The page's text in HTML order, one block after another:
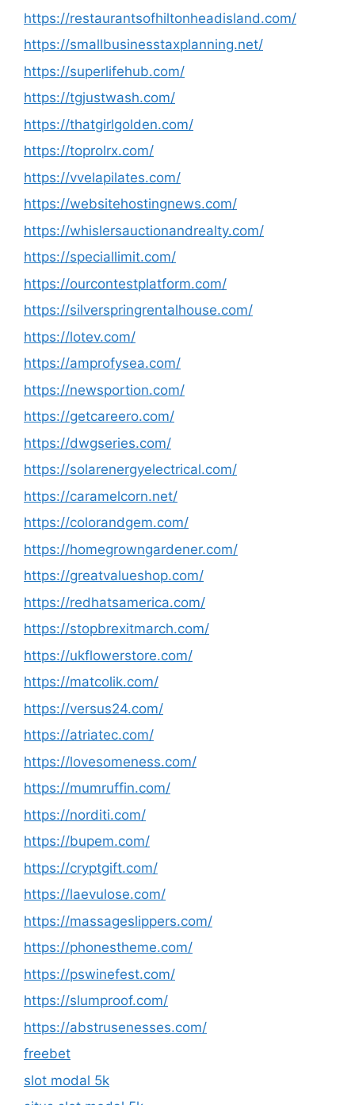
https://restaurantsofhiltonheadisland.com/
https://smallbusinesstaxplanning.net/
https://superlifehub.com/
https://tgjustwash.com/
https://thatgirlgolden.com/
https://toprolrx.com/
https://vvelapilates.com/
https://websitehostingnews.com/
https://whislersauctionandrealty.com/
https://speciallimit.com/
https://ourcontestplatform.com/
https://silverspringrentalhouse.com/
https://lotev.com/
https://amprofysea.com/
https://newsportion.com/
https://getcareero.com/
https://dwgseries.com/
https://solarenergyelectrical.com/
https://caramelcorn.net/
https://colorandgem.com/
https://homegrowngardener.com/
https://greatvalueshop.com/
https://redhatsamerica.com/
https://stopbrexitmarch.com/
https://ukflowerstore.com/
https://matcolik.com/
https://versus24.com/
https://atriatec.com/
https://lovesomeness.com/
https://mumruffin.com/
https://norditi.com/
https://bupem.com/
https://cryptgift.com/
https://laevulose.com/
https://massageslippers.com/
https://phonestheme.com/
https://pswinefest.com/
https://slumproof.com/
https://abstrusenesses.com/
freebet
slot modal 5k